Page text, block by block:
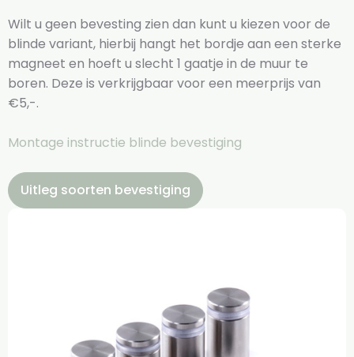
Wilt u geen bevesting zien dan kunt u kiezen voor de
blinde variant, hierbij hangt het bordje aan een sterke
magneet en hoeft u slecht 1 gaatje in de muur te
boren. Deze is verkrijgbaar voor een meerprijs van
€5,-.
Montage instructie blinde bevestiging
Uitleg soorten bevestiging